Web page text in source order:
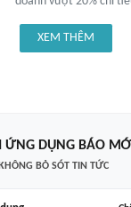
XEM THÊM
ỨNG DỤNG BÁO MỚI
BỎ SÓT TIN TỨC